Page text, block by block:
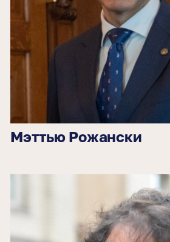
Мэттью Рожански